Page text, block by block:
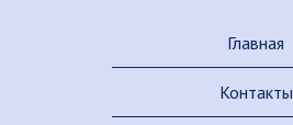
Главная
Контакты